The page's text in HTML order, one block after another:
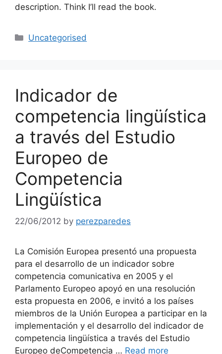
description. Think I’ll read the book.
Categories
Uncategorised
Indicador de
competencia lingüística
a través del Estudio
Europeo de
Competencia
Lingüística
22/06/2012 by perezparedes
La Comisión Europea presentó una propuesta
para el desarrollo de un indicador sobre
competencia comunicativa en 2005 y el
Parlamento Europeo apoyó en una resolución
esta propuesta en 2006, e invitó a los países
miembros de la Unión Europea a participar en la
implementación y el desarrollo del indicador de
competencia lingüística a través del Estudio
Europeo deCompetencia … Read more